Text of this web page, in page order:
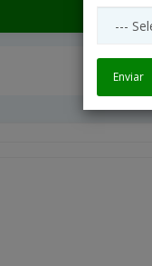
Enviar